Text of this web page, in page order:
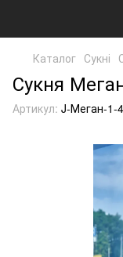
Каталог Сукні
Сукня
Артикул: J-Меган-1-